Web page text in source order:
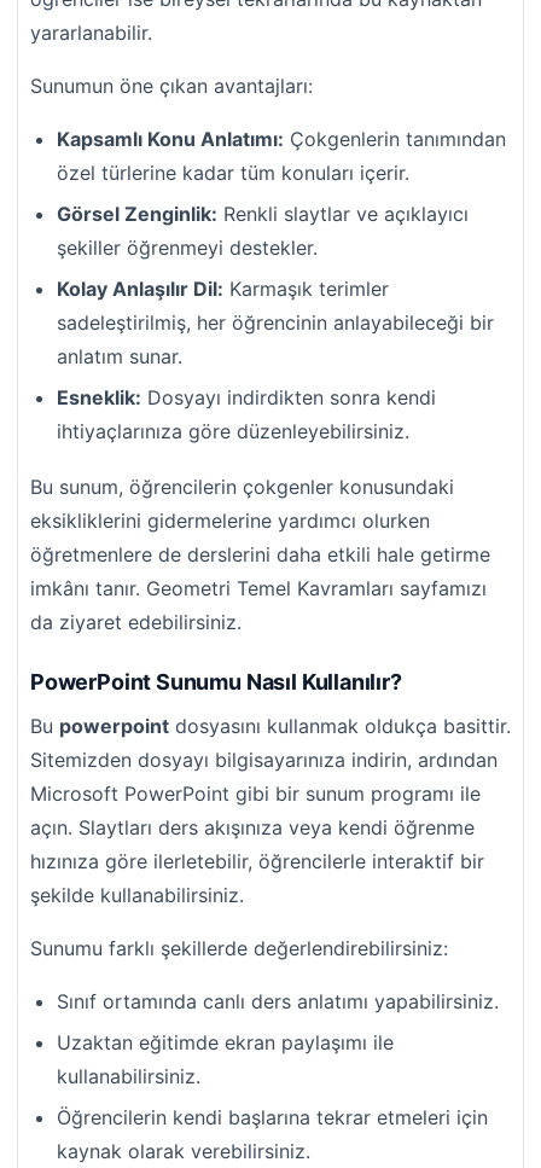
yararlanabilir.
Sunumun öne çıkan avantajları:
Kapsamlı Konu Anlatımı: Çokgenlerin tanımından
özel türlerine kadar tüm konuları içerir.
Görsel Zenginlik: Renkli slaytlar ve açıklayıcı
şekiller öğrenmeyi destekler.
Kolay Anlaşılır Dil: Karmaşık terimler
sadeleştirilmiş, her öğrencinin anlayabileceği bir
anlatım sunar.
Esneklik: Dosyayı indirdikten sonra kendi
ihtiyaçlarınıza göre düzenleyebilirsiniz.
Bu sunum, öğrencilerin çokgenler konusundaki
eksikliklerini gidermelerine yardımcı olurken
öğretmenlere de derslerini daha etkili hale getirme
imkânı tanır. Geometri Temel Kavramları sayfamızı
da ziyaret edebilirsiniz.
PowerPoint Sunumu Nasıl Kullanılır?
Bu powerpoint dosyasını kullanmak oldukça basittir.
Sitemizden dosyayı bilgisayarınıza indirin, ardından
Microsoft PowerPoint gibi bir sunum programı ile
açın. Slaytları ders akışınıza veya kendi öğrenme
hızınıza göre ilerletebilir, öğrencilerle interaktif bir
şekilde kullanabilirsiniz.
Sunumu farklı şekillerde değerlendirebilirsiniz:
Sınıf ortamında canlı ders anlatımı yapabilirsiniz.
Uzaktan eğitimde ekran paylaşımı ile
kullanabilirsiniz.
Öğrencilerin kendi başlarına tekrar etmeleri için
kaynak olarak verebilirsiniz.